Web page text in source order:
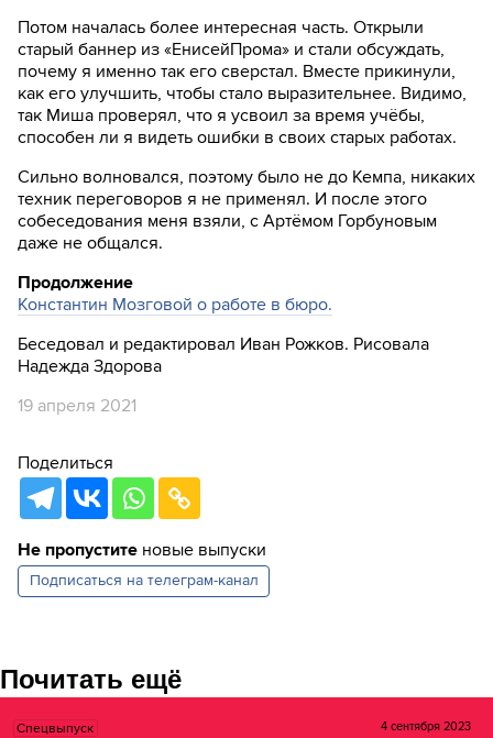
Потом началась более интересная часть. Открыли
старый баннер из «ЕнисейПрома» и стали обсуждать,
почему я именно так его сверстал. Вместе прикинули,
как его улучшить, чтобы стало выразительнее. Видимо,
так Миша проверял, что я усвоил за время учёбы,
способен ли я видеть ошибки в своих старых работах.
Сильно волновался, поэтому было не до Кемпа, никаких
техник переговоров я не применял. И после этого
собеседования меня взяли, с Артёмом Горбуновым
даже не общался.
Продолжение
Константин Мозговой о работе в бюро.
Беседовал и редактировал Иван Рожков. Рисовала
Надежда Здорова
19 апреля 2021
Поделиться
Не пропустите новые выпуски
Подписаться на телеграм-канал
Почитать ещё
Спецвыпуск 4 сентября 2023